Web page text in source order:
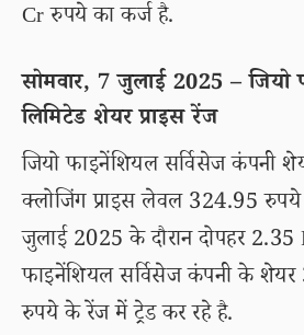
Cr रुपये का कर्ज है.
सोमवार, 7 जुलाई 2025 – जियो
लिमिटेड शेयर प्राइस रेंज
जियो फाइनेंशियल सर्विसेज कंपनी
क्लोजिंग प्राइस लेवल 324.95
जुलाई 2025 के दौरान दोपहर
फाइनेंशियल सर्विसेज कंपनी के
रुपये के रेंज में ट्रेड कर रहे है.